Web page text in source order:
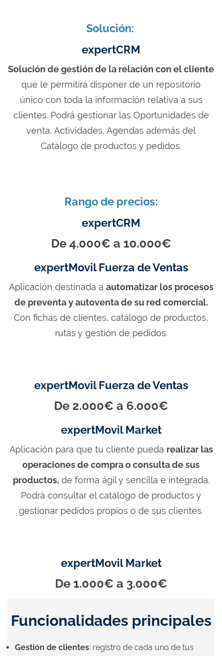
Solución:
expertCRM
Solución de gestión de la relación con el cliente
que le permitirá disponer de un repositorio
único con toda la información relativa a sus
clientes. Podrá gestionar las Oportunidades de
venta, Actividades, Agendas además del
Catálogo de productos y pedidos.
Rango de precios:
expertCRM
De 4.000€ a 10.000€
expertMovil Fuerza de Ventas
Aplicación destinada a automatizar los procesos
de preventa y autoventa de su red comercial.
Con fichas de clientes, catálogo de productos,
rutas y gestión de pedidos.
expertMovil Fuerza de Ventas
De 2.000€ a 6.000€
expertMovil Market
Aplicación para que tu cliente pueda realizar las
operaciones de compra o consulta de sus
productos,de forma ágil y sencilla e integrada.
Podrá consultar el catálogo de productos y
gestionar pedidos propios o de sus clientes.
expertMovil Market
De 1.000€ a 3.000€
Funcionalidades principales
Gestión de clientes: registro de cada uno de tus